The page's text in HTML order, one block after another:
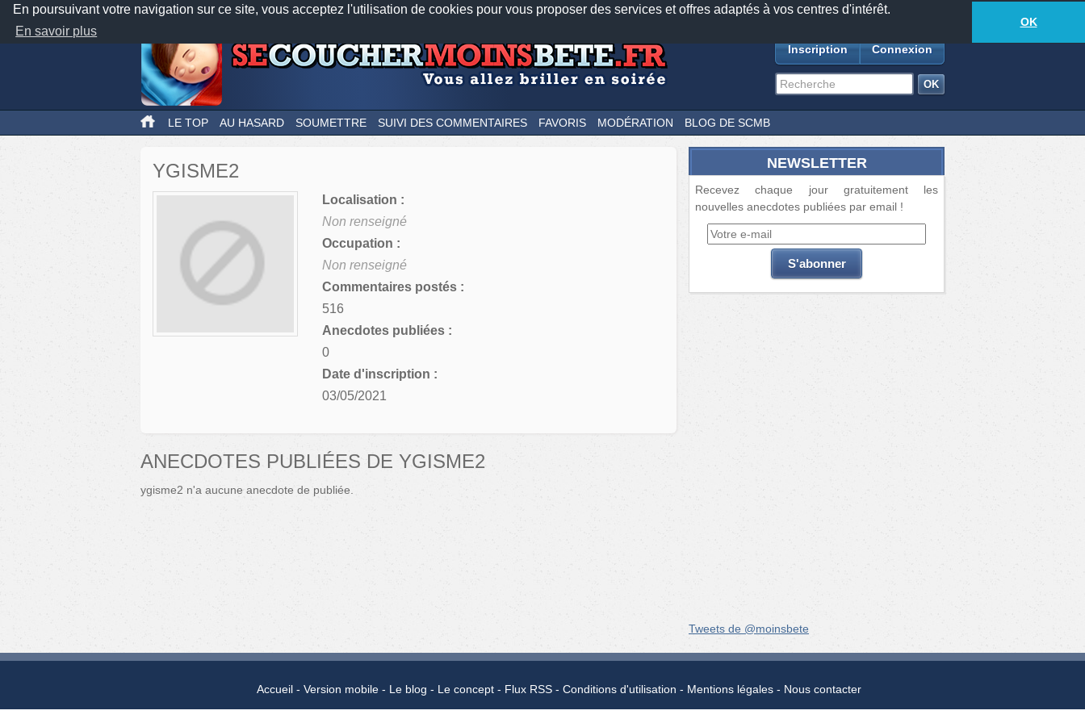
En poursuivant votre navigation sur ce site, vous acceptez l'utilisation de cookies pour vous proposer des services et offres adaptés à vos centres d'intérêt.
En savoir plus
OK
Nos applications mobiles Newsletter Facebook
TwitterFeeds18881anecdotes-601lecteurs connectés
Inscription Connexion
LE TOP AU HASARD SOUMETTRE SUIVI DES COMMENTAIRES FAVORIS MODÉRATION BLOG DE SCMB
YGISME2
Localisation :
Non renseigné
Occupation :
Non renseigné
Commentaires postés :
516
Anecdotes publiées :
0
Date d'inscription :
03/05/2021
ANECDOTES PUBLIÉES DE YGISME2
ygisme2 n'a aucune anecdote de publiée.
NEWSLETTER
Recevez chaque jour gratuitement les
nouvelles anecdotes publiées par email !
Tweets de @moinsbete
Accueil Version mobile Le blog Le concept Flux RSS Conditions d'utilisation Mentions légales Nous contacter